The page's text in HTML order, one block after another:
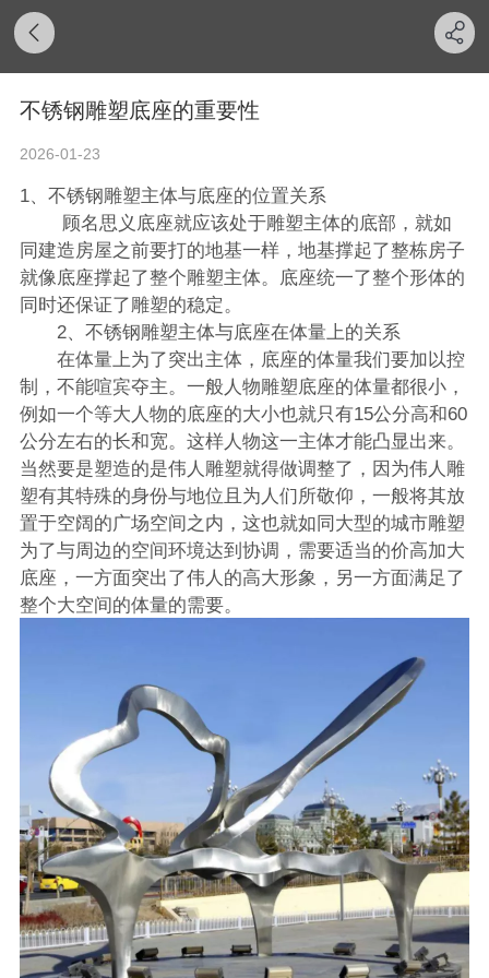
不锈钢雕塑底座的重要性
2026-01-23
1、不锈钢雕塑主体与底座的位置关系
顾名思义底座就应该处于雕塑主体的底部，就如
同建造房屋之前要打的地基一样，地基撑起了整栋房子
就像底座撑起了整个雕塑主体。底座统一了整个形体的
同时还保证了雕塑的稳定。
2、不锈钢雕塑主体与底座在体量上的关系
在体量上为了突出主体，底座的体量我们要加以控
制，不能喧宾夺主。一般人物雕塑底座的体量都很小，
例如一个等大人物的底座的大小也就只有15公分高和60
公分左右的长和宽。这样人物这一主体才能凸显出来。
当然要是塑造的是伟人雕塑就得做调整了，因为伟人雕
塑有其特殊的身份与地位且为人们所敬仰，一般将其放
置于空阔的广场空间之内，这也就如同大型的城市雕塑
为了与周边的空间环境达到协调，需要适当的价高加大
底座，一方面突出了伟人的高大形象，另一方面满足了
整个大空间的体量的需要。